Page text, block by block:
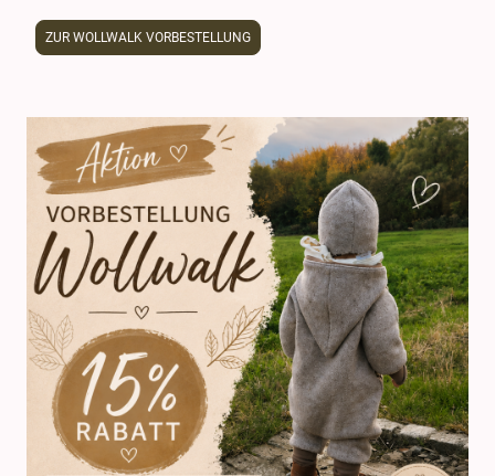
ZUR WOLLWALK VORBESTELLUNG